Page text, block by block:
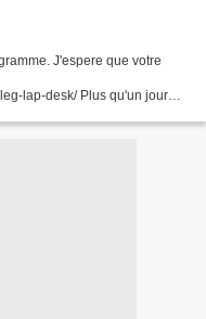
J'espere que votre
lap-desk/ Plus qu'un jour